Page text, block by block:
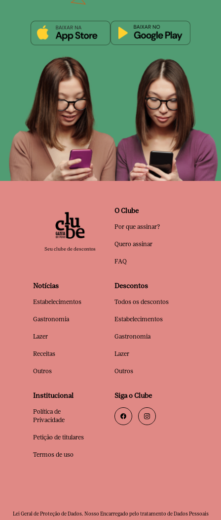
Seu clube de descontos
O Clube
Por que assinar?
Quero assinar
FAQ
Notícias
Estabelecimentos
Gastronomia
Lazer
Receitas
Outros
Descontos
Todos os descontos
Estabelecimentos
Gastronomia
Lazer
Outros
Institucional
Política de
Privacidade
Petição de titulares
Termos de uso
Siga o Clube
Lei Geral de Proteção de Dados. Nosso Encarregado pelo tratamento de Dados Pessoais